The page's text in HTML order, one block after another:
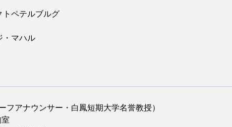
トペテルブルグ
マハル
ナウンサー・白鳳短期大学名誉教授）